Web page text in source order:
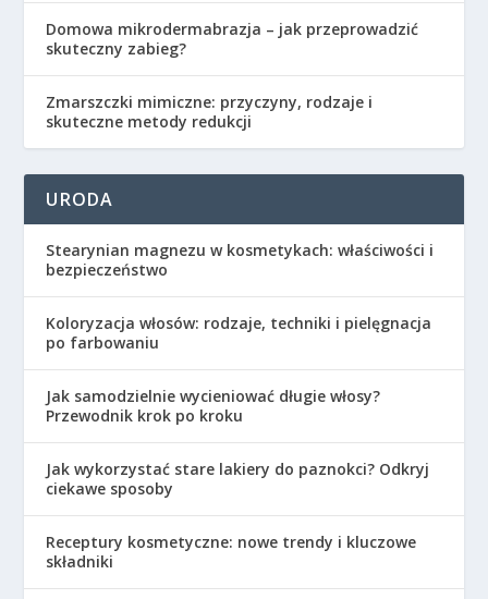
Domowa mikrodermabrazja – jak przeprowadzić
skuteczny zabieg?
Zmarszczki mimiczne: przyczyny, rodzaje i
skuteczne metody redukcji
URODA
Stearynian magnezu w kosmetykach: właściwości i
bezpieczeństwo
Koloryzacja włosów: rodzaje, techniki i pielęgnacja
po farbowaniu
Jak samodzielnie wycieniować długie włosy?
Przewodnik krok po kroku
Jak wykorzystać stare lakiery do paznokci? Odkryj
ciekawe sposoby
Receptury kosmetyczne: nowe trendy i kluczowe
składniki